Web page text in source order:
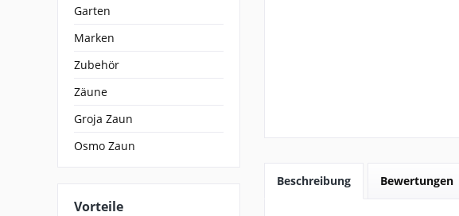
Garten
Marken
Zubehör
Zäune
Groja Zaun
Osmo Zaun
Vorteile
Beschreibung Bewertungen